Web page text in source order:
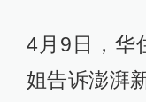
4月9日，华
姐告诉澎湃